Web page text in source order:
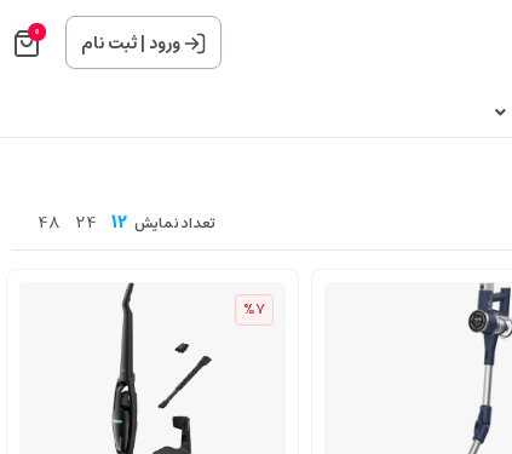
ورود|ثبت نام 0
تعداد نمایش 12
24
48
%7